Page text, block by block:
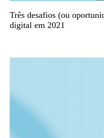
Três desafios (ou
digital em 2021